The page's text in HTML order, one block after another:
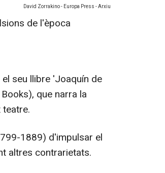
David Zorrakino - Europa Press - Arxiu
de l'època
seu llibre 'Joaquín de
que narra la
1889) d'impulsar el
altres contrarietats.